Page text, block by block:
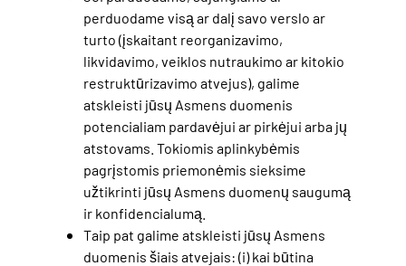
perduodame visą ar dalį savo verslo ar
turto (įskaitant reorganizavimo,
likvidavimo, veiklos nutraukimo ar kitokio
restruktūrizavimo atvejus), galime
atskleisti jūsų Asmens duomenis
potencialiam pardavėjui ar pirkėjui arba jų
atstovams. Tokiomis aplinkybėmis
pagrįstomis priemonėmis sieksime
užtikrinti jūsų Asmens duomenų saugumą
ir konfidencialumą.
Taip pat galime atskleisti jūsų Asmens
duomenis šiais atvejais: (i) kai būtina